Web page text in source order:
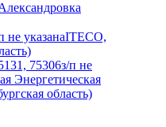
не указанаITECO,
75306з/п не
Энергетическая
область)